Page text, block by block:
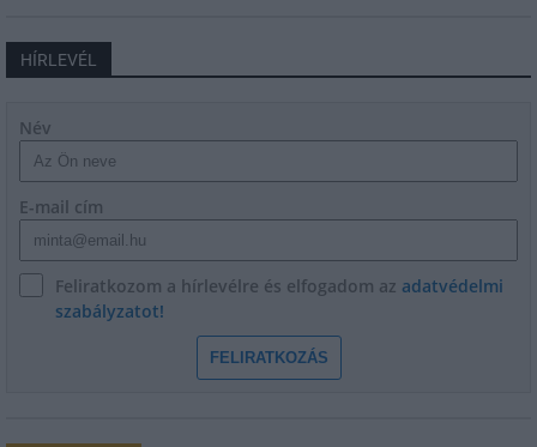
HÍRLEVÉL
Név
E-mail cím
Feliratkozom a hírlevélre és elfogadom az adatvédelmi
szabályzatot!
FELIRATKOZÁS